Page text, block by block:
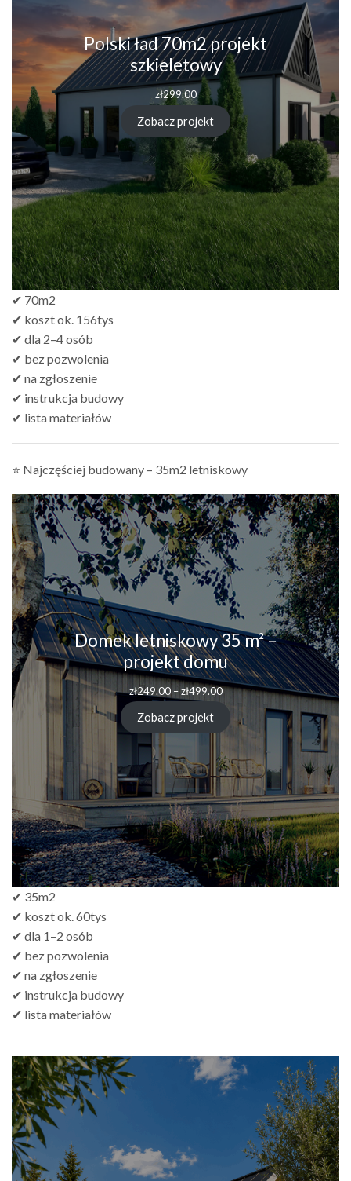
Polski ład 70m2 projekt
szkieletowy
zł299.00
Zobacz projekt
✔ 70m2
✔ koszt ok. 156tys
✔ dla 2–4 osób
✔ bez pozwolenia
✔ na zgłoszenie
✔ instrukcja budowy
✔ lista materiałów
⭐ Najczęściej budowany – 35m2 letniskowy
Domek letniskowy 35 m² –
projekt domu
zł249.00 – zł499.00
Zobacz projekt
✔ 35m2
✔ koszt ok. 60tys
✔ dla 1–2 osób
✔ bez pozwolenia
✔ na zgłoszenie
✔ instrukcja budowy
✔ lista materiałów